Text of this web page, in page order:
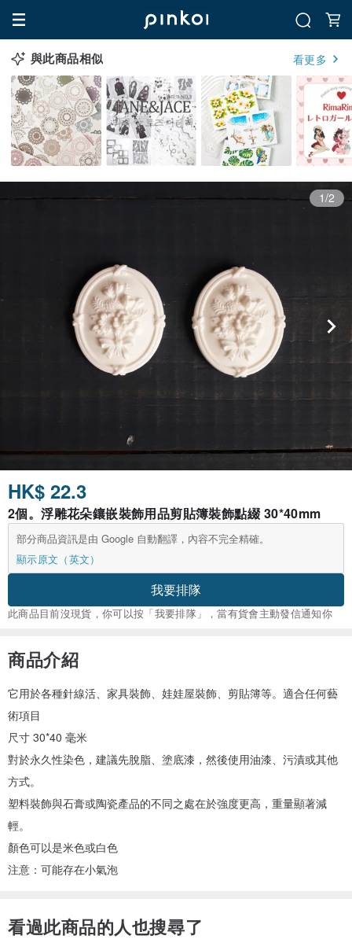
與此商品相似 看更多
1/2
HK$ 22.3
2個。浮雕花朵鑲嵌裝飾用品剪貼簿裝飾點綴 30*40mm
部分商品資訊是由 Google 自動翻譯，內容不完全精確。
顯示原文（英文）
我要排隊
此商品目前沒現貨，你可以按「我要排隊」，當有貨會主動發信通知你
商品介紹
它用於各種針線活、家具裝飾、娃娃屋裝飾、剪貼簿等。適合任何藝
術項目
尺寸 30*40 毫米
對於永久性染色，建議先脫脂、塗底漆，然後使用油漆、污漬或其他
方式。
塑料裝飾與石膏或陶瓷產品的不同之處在於強度更高，重量顯著減
輕。
顏色可以是米色或白色
注意：可能存在小氣泡
看過此商品的人也搜尋了